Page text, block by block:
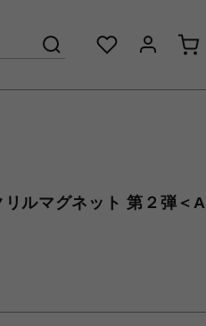
リルマグネット 第２弾＜A